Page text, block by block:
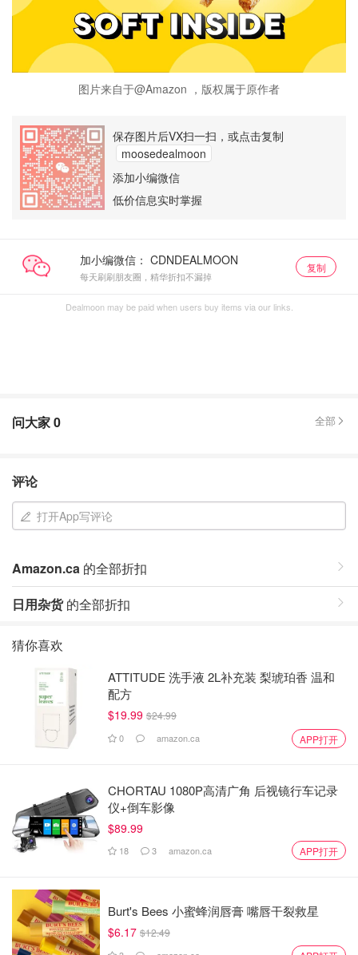
图片来自于@Amazon ，版权属于原作者
保存图片后VX扫一扫，或点击复制
moosedealmoon
添加小编微信
低价信息实时掌握
加小编微信：
每天刷刷朋友圈，精华折扣不漏掉
复制
Dealmoon may be paid when users buy items via our links.
问大家0 全部
评论
打开App写评论
Amazon.ca 的全部折扣
日用杂货的全部折扣
猜你喜欢
ATTITUDE 洗手液 2L补充装 梨琥珀香 温和
配方
$19.99 $24.99
0 amazon.ca APP打开
CHORTAU 1080P高清广角 后视镜行车记录
仪+倒车影像
$89.99
18 3 amazon.ca APP打开
Burt's Bees 小蜜蜂润唇膏 嘴唇干裂救星
$6.17 $12.49